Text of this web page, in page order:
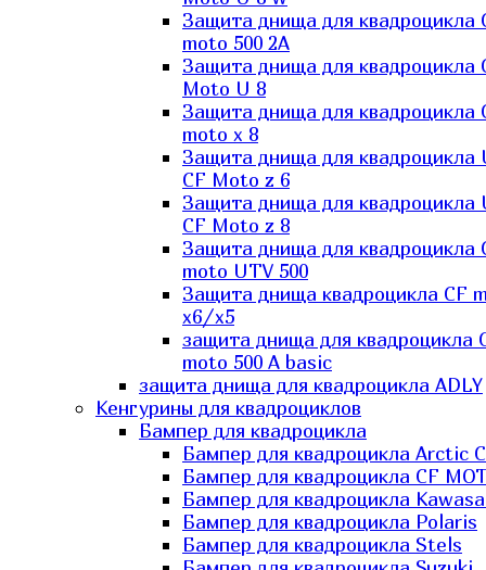
Защита днища для квадроцикла
moto 500 2A
Защита днища для квадроцикла
Moto U 8
Защита днища для квадроцикла
moto x 8
Защита днища для квадроцикла
CF Moto z 6
Защита днища для квадроцикла
CF Moto z 8
Защита днища для квадроцикла
moto UTV 500
Защита днища квадроцикла СF
x6/x5
защита днища для квадроцикла
moto 500 A basic
защита днища для квадроцикла ADLY
Кенгурины для квадроциклов
Бампер для квадроцикла
Бампер для квадроцикла Arctic
Бампер для квадроцикла CF
Бампер для квадроцикла
Бампер для квадроцикла Polaris
Бампер для квадроцикла Stels